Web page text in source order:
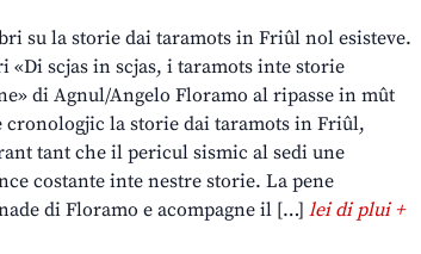
su la storie dai taramots in Friûl nol esisteve.
«Di scjas in scjas, i taramots inte storie
di Agnul/Angelo Floramo al ripasse in mût
cronologjic la storie dai taramots in Friûl,
tant che il pericul sismic al sedi une
costante inte nestre storie. La pene
di Floramo e acompagne il […] lei di plui +